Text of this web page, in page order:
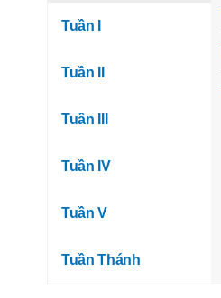
Tuần I
Tuần II
Tuần III
Tuần IV
Tuần V
Tuần Thánh